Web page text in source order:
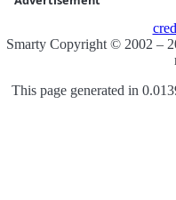
Smarty Copyright © 2002 –
This page generated in